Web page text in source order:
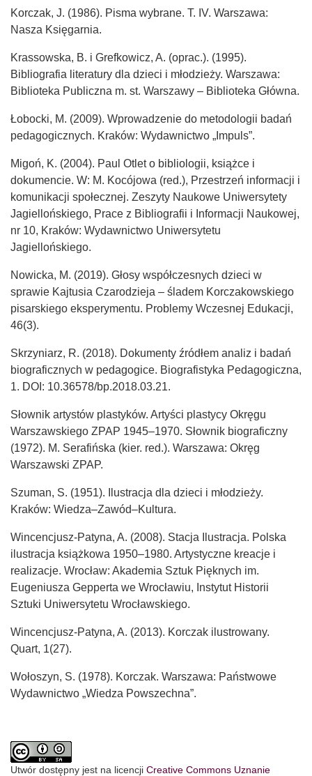
Korczak, J. (1986). Pisma wybrane. T. IV. Warszawa:
Nasza Księgarnia.
Krassowska, B. i Grefkowicz, A. (oprac.). (1995).
Bibliografia literatury dla dzieci i młodzieży. Warszawa:
Biblioteka Publiczna m. st. Warszawy – Biblioteka Główna.
Łobocki, M. (2009). Wprowadzenie do metodologii badań
pedagogicznych. Kraków: Wydawnictwo „Impuls”.
Migoń, K. (2004). Paul Otlet o bibliologii, książce i
dokumencie. W: M. Kocójowa (red.), Przestrzeń informacji i
komunikacji społecznej. Zeszyty Naukowe Uniwersytety
Jagiellońskiego, Prace z Bibliografii i Informacji Naukowej,
nr 10, Kraków: Wydawnictwo Uniwersytetu
Jagiellońskiego.
Nowicka, M. (2019). Głosy współczesnych dzieci w
sprawie Kajtusia Czarodzieja – śladem Korczakowskiego
pisarskiego eksperymentu. Problemy Wczesnej Edukacji,
46(3).
Skrzyniarz, R. (2018). Dokumenty źródłem analiz i badań
biograficznych w pedagogice. Biografistyka Pedagogiczna,
1. DOI: 10.36578/bp.2018.03.21.
Słownik artystów plastyków. Artyści plastycy Okręgu
Warszawskiego ZPAP 1945–1970. Słownik biograficzny
(1972). M. Serafińska (kier. red.). Warszawa: Okręg
Warszawski ZPAP.
Szuman, S. (1951). Ilustracja dla dzieci i młodzieży.
Kraków: Wiedza–Zawód–Kultura.
Wincencjusz-Patyna, A. (2008). Stacja Ilustracja. Polska
ilustracja książkowa 1950–1980. Artystyczne kreacje i
realizacje. Wrocław: Akademia Sztuk Pięknych im.
Eugeniusza Gepperta we Wrocławiu, Instytut Historii
Sztuki Uniwersytetu Wrocławskiego.
Wincencjusz-Patyna, A. (2013). Korczak ilustrowany.
Quart, 1(27).
Wołoszyn, S. (1978). Korczak. Warszawa: Państwowe
Wydawnictwo „Wiedza Powszechna”.
Utwór dostępny jest na licencji Creative Commons Uznanie